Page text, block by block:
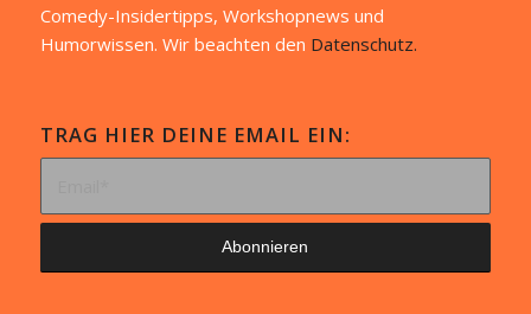
Comedy-Insidertipps, Workshopnews und
Humorwissen. Wir beachten den Datenschutz.
TRAG HIER DEINE EMAIL EIN: